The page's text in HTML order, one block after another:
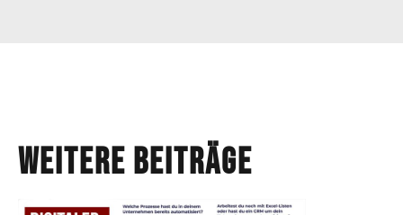
Weitere Beiträge